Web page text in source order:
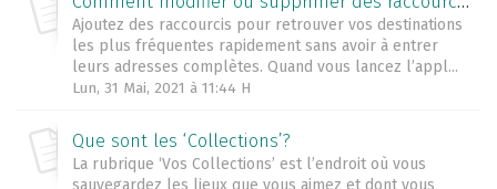
Ajoutez des raccourcis pour retrouver vos destinations
les plus fréquentes rapidement sans avoir à entrer
leurs adresses complètes. Quand vous lancez l’appl...
Lun, 31 Mai, 2021 à 11:44 H
Que sont les ‘Collections’?
La rubrique ‘Vos Collections’ est l’endroit où vous
sauvegardez les lieux que vous aimez et dont vous